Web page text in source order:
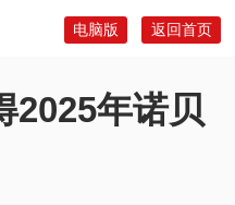
返回首页
电脑版
2025年诺贝